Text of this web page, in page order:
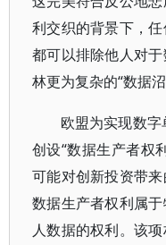
利交织的背景下，
都可以排除他人对
林更为复杂的“数据沼
欧盟为实现数
创设“数据生产者权
可能对创新投资带来
数据生产者权利属
人数据的权利。该